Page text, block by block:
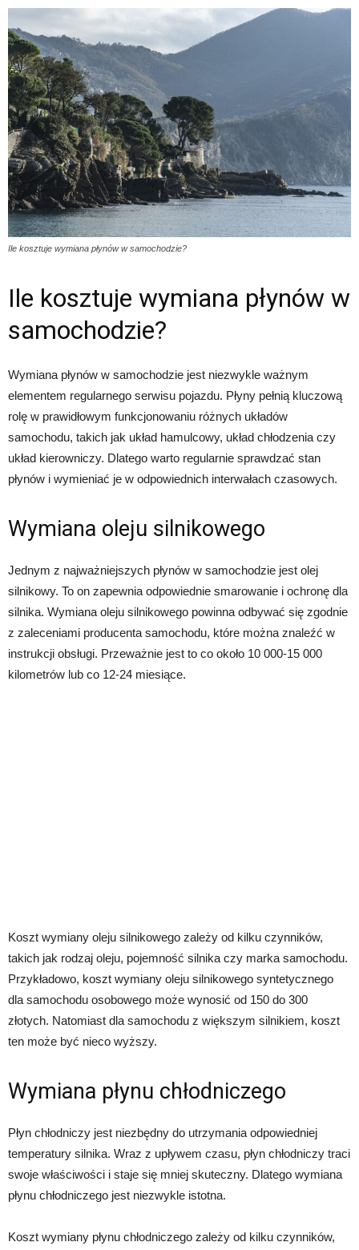
Ile kosztuje wymiana płynów w samochodzie?
Ile kosztuje wymiana płynów w
samochodzie?
Wymiana płynów w samochodzie jest niezwykle ważnym
elementem regularnego serwisu pojazdu. Płyny pełnią kluczową
rolę w prawidłowym funkcjonowaniu różnych układów
samochodu, takich jak układ hamulcowy, układ chłodzenia czy
układ kierowniczy. Dlatego warto regularnie sprawdzać stan
płynów i wymieniać je w odpowiednich interwałach czasowych.
Wymiana oleju silnikowego
Jednym z najważniejszych płynów w samochodzie jest olej
silnikowy. To on zapewnia odpowiednie smarowanie i ochronę dla
silnika. Wymiana oleju silnikowego powinna odbywać się zgodnie
z zaleceniami producenta samochodu, które można znaleźć w
instrukcji obsługi. Przeważnie jest to co około 10 000-15 000
kilometrów lub co 12-24 miesiące.
Koszt wymiany oleju silnikowego zależy od kilku czynników,
takich jak rodzaj oleju, pojemność silnika czy marka samochodu.
Przykładowo, koszt wymiany oleju silnikowego syntetycznego
dla samochodu osobowego może wynosić od 150 do 300
złotych. Natomiast dla samochodu z większym silnikiem, koszt
ten może być nieco wyższy.
Wymiana płynu chłodniczego
Płyn chłodniczy jest niezbędny do utrzymania odpowiedniej
temperatury silnika. Wraz z upływem czasu, płyn chłodniczy traci
swoje właściwości i staje się mniej skuteczny. Dlatego wymiana
płynu chłodniczego jest niezwykle istotna.
Koszt wymiany płynu chłodniczego zależy od kilku czynników,